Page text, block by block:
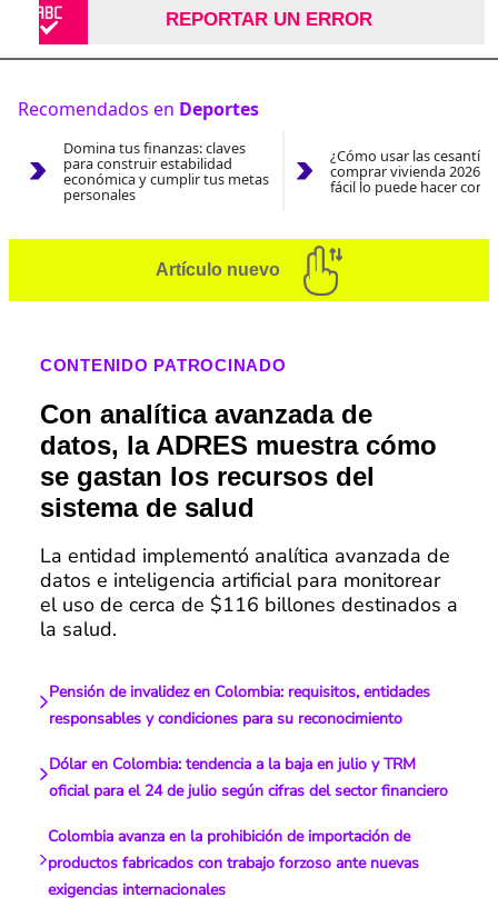
REPORTAR UN ERROR
Recomendados en Deportes
Domina tus finanzas: claves
para construir estabilidad
económica y cumplir tus metas
personales
¿Cómo usar las
comprar vivienda 2026?
fácil lo puede hacer con
Artículo nuevo
CONTENIDO PATROCINADO
Con analítica avanzada de
datos, la ADRES muestra cómo
se gastan los recursos del
sistema de salud
La entidad implementó analítica avanzada de
datos e inteligencia artificial para monitorear
el uso de cerca de $116 billones destinados a
la salud.
Pensión de invalidez en Colombia: requisitos, entidades
responsables y condiciones para su reconocimiento
Dólar en Colombia: tendencia a la baja en julio y TRM
oficial para el 24 de julio según cifras del sector financiero
Colombia avanza en la prohibición de importación de
productos fabricados con trabajo forzoso ante nuevas
exigencias internacionales